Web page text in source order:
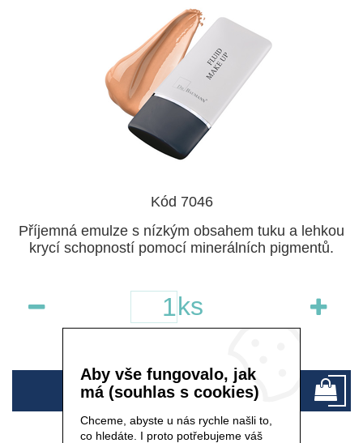
Kód 7046
Příjemná emulze s nízkým obsahem tuku a lehkou
krycí schopností pomocí minerálních pigmentů.
ks
670 Kč
Aby vše fungovalo, jak
má (souhlas s cookies)
Chceme, abyste u nás rychle našli to,
co hledáte. I proto potřebujeme váš